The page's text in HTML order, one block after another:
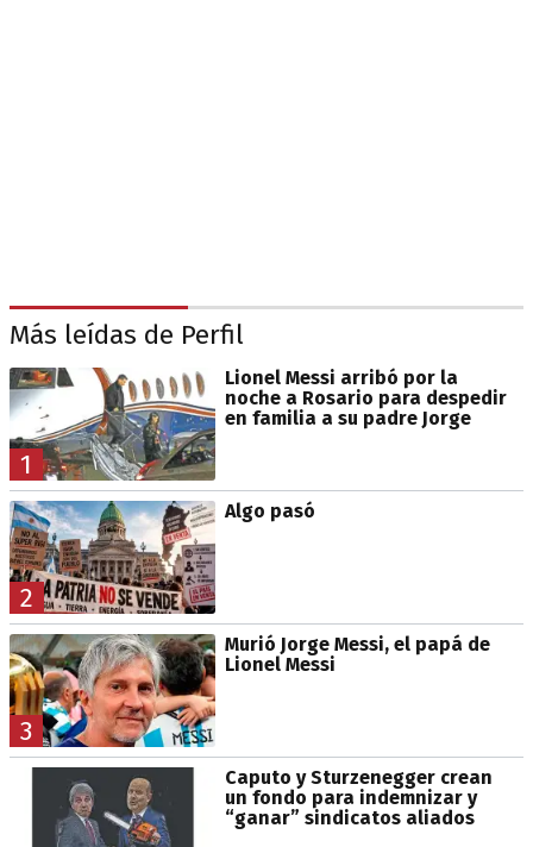
Más leídas de Perfil
1
Lionel Messi arribó por la
noche a Rosario para despedir
en familia a su padre Jorge
2
Algo pasó
3
Murió Jorge Messi, el papá de
Lionel Messi
Caputo y Sturzenegger crean
un fondo para indemnizar y
“ganar” sindicatos aliados